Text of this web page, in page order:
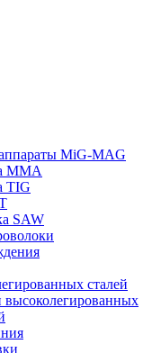
MiG-MAG
MMA
TIG
SAW
сталей
высоколегированных